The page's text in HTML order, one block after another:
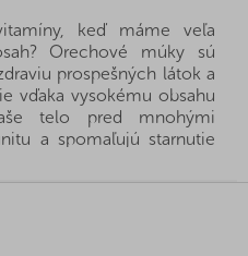
keď máme veľa
Orechové múky sú
prospešných látok a
vďaka vysokému obsahu
telo pred mnohými
a spomaľujú starnutie
vybrať. Všetky orechy